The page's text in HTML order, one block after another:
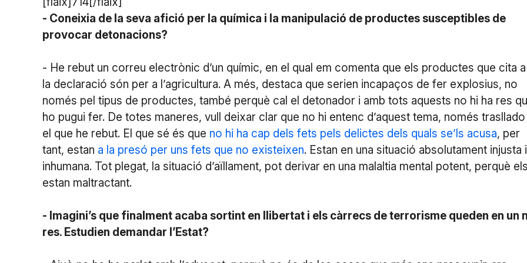
- Coneixia de la seva afició per la química i la manipulació de productes susceptibles de
provocar detonacions?
- He rebut un correu electrònic d’un químic, en el qual em comenta que els productes que cita a
la declaració són per a l’agricultura. A més, destaca que serien incapaços de fer explosius, no
només pel tipus de productes, també perquè cal el detonador i amb tots aquests no hi ha res
ho pugui fer. De totes maneres, vull deixar clar que no hi entenc d’aquest tema, només trasllado
el que he rebut. El que sé és que no hi ha cap dels fets pels delictes dels quals se’ls acusa, per
tant, estan a la presó per uns fets que no existeixen. Estan en una situació absolutament injusta i
inhumana. Tot plegat, la situació d’aïllament, pot derivar en una malaltia mental potent, perquè els
estan maltractant.
- Imagini’s que finalment acaba sortint en llibertat i els càrrecs de terrorisme queden en un
res. Estudien demandar l’Estat?